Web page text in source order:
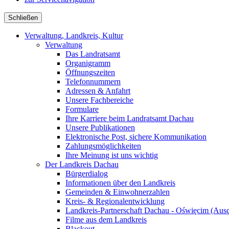
Schließen
Verwaltung, Landkreis, Kultur
Verwaltung
Das Landratsamt
Organigramm
Öffnungszeiten
Telefonnummern
Adressen & Anfahrt
Unsere Fachbereiche
Formulare
Ihre Karriere beim Landratsamt Dachau
Unsere Publikationen
Elektronische Post, sichere Kommunikation
Zahlungsmöglichkeiten
Ihre Meinung ist uns wichtig
Der Landkreis Dachau
Bürgerdialog
Informationen über den Landkreis
Gemeinden & Einwohnerzahlen
Kreis- & Regionalentwicklung
Landkreis-Partnerschaft Dachau - Oświęcim
Filme aus dem Landkreis